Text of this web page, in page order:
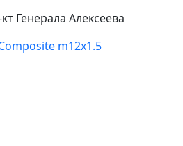
Генерала Алексеева
m12x1.5